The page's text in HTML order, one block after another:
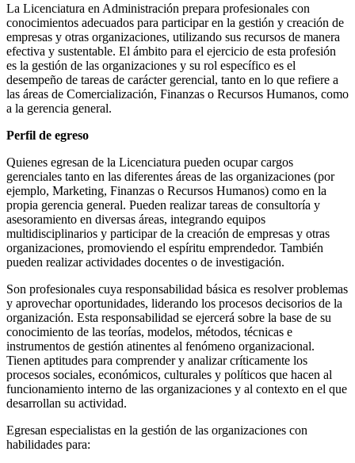
La Licenciatura en Administración prepara profesionales con
conocimientos adecuados para participar en la gestión y creación de
empresas y otras organizaciones, utilizando sus recursos de manera
efectiva y sustentable. El ámbito para el ejercicio de esta profesión
es la gestión de las organizaciones y su rol específico es el
desempeño de tareas de carácter gerencial, tanto en lo que refiere a
las áreas de Comercialización, Finanzas o Recursos Humanos, como
a la gerencia general.
Perfil de egreso
Quienes egresan de la Licenciatura pueden ocupar cargos
gerenciales tanto en las diferentes áreas de las organizaciones (por
ejemplo, Marketing, Finanzas o Recursos Humanos) como en la
propia gerencia general. Pueden realizar tareas de consultoría y
asesoramiento en diversas áreas, integrando equipos
multidisciplinarios y participar de la creación de empresas y otras
organizaciones, promoviendo el espíritu emprendedor. También
pueden realizar actividades docentes o de investigación.
Son profesionales cuya responsabilidad básica es resolver problemas
y aprovechar oportunidades, liderando los procesos decisorios de la
organización. Esta responsabilidad se ejercerá sobre la base de su
conocimiento de las teorías, modelos, métodos, técnicas e
instrumentos de gestión atinentes al fenómeno organizacional.
Tienen aptitudes para comprender y analizar críticamente los
procesos sociales, económicos, culturales y políticos que hacen al
funcionamiento interno de las organizaciones y al contexto en el que
desarrollan su actividad.
Egresan especialistas en la gestión de las organizaciones con
habilidades para: